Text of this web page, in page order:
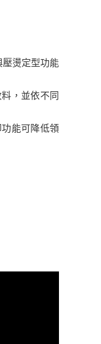
燙定型功能
，並依不同
能可降低領